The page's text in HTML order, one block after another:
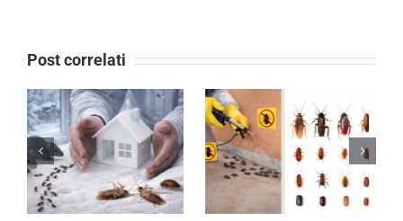
Post correlati
Disinfestazione
e
Derattizzazione
Monza:
Interventi
Derattizzazione
Cinisello
Balsamo:
Disinfestazione
Sicura e